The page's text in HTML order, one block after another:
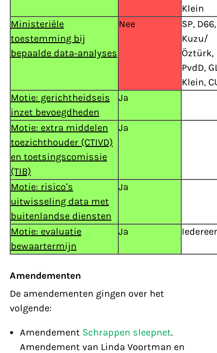
Klein
Ministeriële
toestemming bij
bepaalde data-analyses
Nee
SP, D66,
Kuzu/
Öztürk,
PvdD,
Klein,
Motie: gerichtheidseis
inzet bevoegdheden
Ja
Motie: extra middelen
toezichthouder (CTIVD)
en toetsingscomissie
(TIB)
Ja
Motie: risico’s
uitwisseling data met
buitenlandse diensten
Ja
Motie: evaluatie
bewaartermijn
Ja
Amendementen
De amendementen gingen over het
volgende:
Amendement Schrappen sleepnet.
Amendement van Linda Voortman en